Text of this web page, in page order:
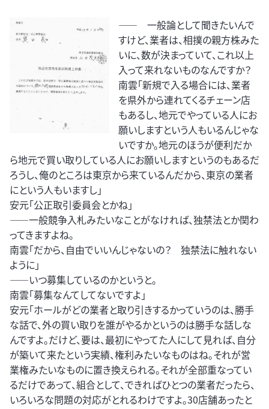
―― 一般論として聞きたいんで
すけど、業者は、相撲の親方株みた
いに、数が決まっていて、これ以上
入って来れないものなんですか？
南雲「新規で入る場合には、業者
を県外から連れてくるチェーン店
もあるし、地元でやっている人にお
願いしますという人もいるんじゃな
いですか。地元のほうが便利だか
ら地元で買い取りしている人にお願いしますというのもあるだ
ろうし、俺のところは東京から来ているんだから、東京の業者
にという人もいますし」
安元「公正取引委員会とかね」
――一般競争入札みたいなことがなければ、独禁法とか関わ
ってきますよね。
南雲「だから、自由でいいんじゃないの？ 独禁法に触れない
ように」
――いつ募集しているのかというと。
南雲「募集なんてしてないですよ」
安元「ホールがどの業者と取り引きするかっていうのは、勝手
な話で、外の買い取りを誰がやるかというのは勝手な話しな
んですよ。だけど、要は、最初にやってた人にして見れば、自分
が築いて来たという実績、権利みたいなものはね。それが営
業権みたいなものに置き換えられる。それが全部重なってい
るだけであって、組合として、できればひとつの業者だったら、
いろいろな問題の対応がとれるわけですよ。30店舗あったと